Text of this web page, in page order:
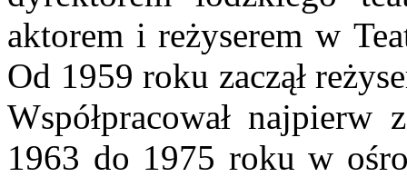
aktorem i reżyserem w
Od 1959 roku zaczął
Współpracował
1963 do 1975 roku w